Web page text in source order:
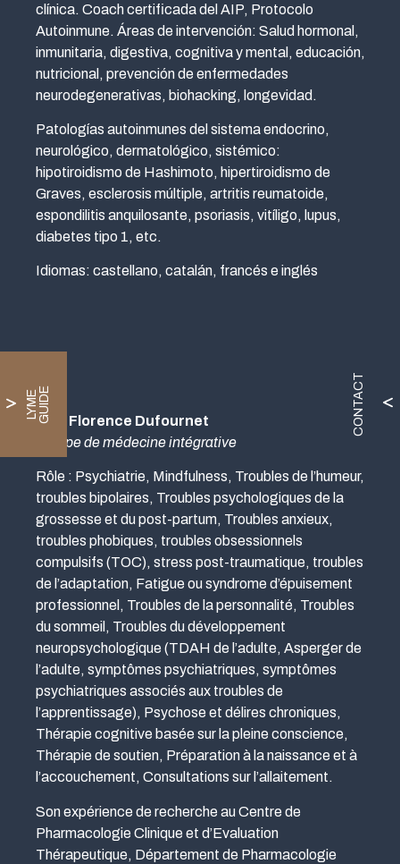
L
Y
M
E
G
U
I
DE CONTACT
clínica. Coach certificada del AIP, Protocolo
Autoinmune. Áreas de intervención: Salud hormonal,
inmunitaria, digestiva, cognitiva y mental, educación,
nutricional, prevención de enfermedades
neurodegenerativas, biohacking, longevidad.
Patologías autoinmunes del sistema endocrino,
neurológico, dermatológico, sistémico:
hipotiroidismo de Hashimoto, hipertiroidismo de
Graves, esclerosis múltiple, artritis reumatoide,
espondilitis anquilosante, psoriasis, vitíligo, lupus,
diabetes tipo 1, etc.
Idiomas: castellano, catalán, francés e inglés
Dra. Florence Dufournet
Équipe de médecine intégrative
Rôle : Psychiatrie, Mindfulness, Troubles de l’humeur,
troubles bipolaires, Troubles psychologiques de la
grossesse et du post-partum, Troubles anxieux,
troubles phobiques, troubles obsessionnels
compulsifs (TOC), stress post-traumatique, troubles
de l’adaptation, Fatigue ou syndrome d’épuisement
professionnel, Troubles de la personnalité, Troubles
du sommeil, Troubles du développement
neuropsychologique (TDAH de l’adulte, Asperger de
l’adulte, symptômes psychiatriques, symptômes
psychiatriques associés aux troubles de
l’apprentissage), Psychose et délires chroniques,
Thérapie cognitive basée sur la pleine conscience,
Thérapie de soutien, Préparation à la naissance et à
l’accouchement, Consultations sur l’allaitement.
Son expérience de recherche au Centre de
Pharmacologie Clinique et d’Evaluation
Thérapeutique, Département de Pharmacologie